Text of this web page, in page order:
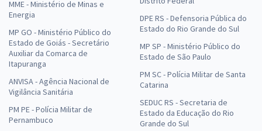
MME - Ministério de Minas e
Energia
MP GO - Ministério Público do
Estado de Goiás - Secretário
Auxiliar da Comarca de
Itapuranga
ANVISA - Agência Nacional de
Vigilância Sanitária
PM PE - Polícia Militar de
Pernambuco
DPE RS - Defensoria Pública do
Estado do Rio Grande do Sul
MP SP - Ministério Público do
Estado de São Paulo
PM SC - Polícia Militar de Santa
Catarina
SEDUC RS - Secretaria de
Estado da Educação do Rio
Grande do Sul